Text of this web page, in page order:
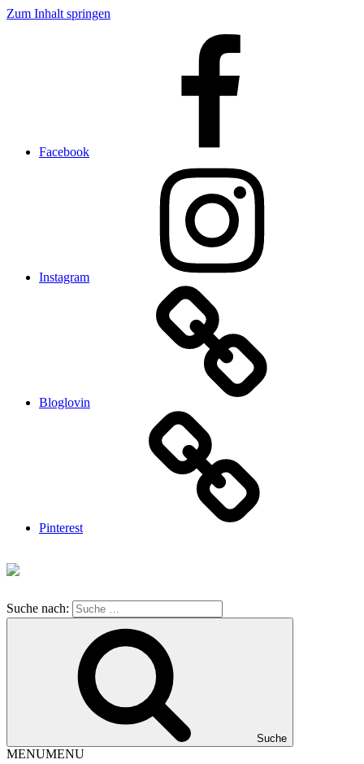
Zum Inhalt springen
Facebook
Instagram
Bloglovin
Pinterest
Suche nach:
Suche
MENUMENU